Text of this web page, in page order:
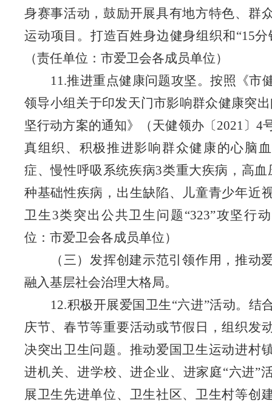
身赛事活动，鼓励开展具有地方特色、群
运动项目。打造百姓身边健身组织和“15分
（责任单位：市爱卫会各成员单位）
11.推进重点健康问题攻坚。按照《市
领导小组关于印发天门市影响群众健康突出
坚行动方案的通知》（天健领办〔2021〕4
真组织、积极推进影响群众健康的心脑
症、慢性呼吸系统疾病3类重大疾病，高血
种基础性疾病，出生缺陷、儿童青少年近
卫生3类突出公共卫生问题“323”攻坚行
位：市爱卫会各成员单位）
（三）发挥创建示范引领作用，推动
融入基层社会治理大格局。
12.积极开展爱国卫生“六进”活动。结
庆节、春节等重要活动或节假日，组织发
决突出卫生问题。推动爱国卫生运动进村
进机关、进学校、进企业、进家庭“六进”
展卫生先进单位、卫生社区、卫生村等创